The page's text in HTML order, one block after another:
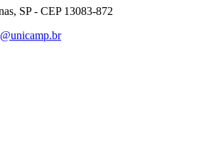
SP - CEP 13083-872